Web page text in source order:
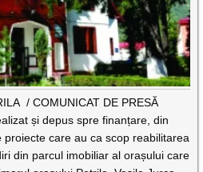
/ COMUNICAT DE PRESĂ
și depus spre finanțare, din
care au ca scop reabilitarea
din parcul imobiliar al orașului care